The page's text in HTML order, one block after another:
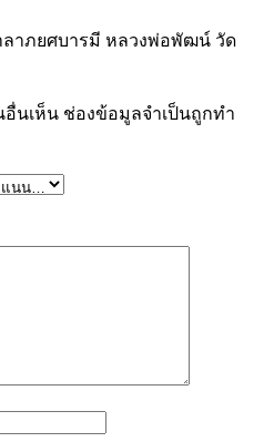
ลาภยศบารมี หลวงพ่อพัฒน์ วัด
อื่นเห็น ช่องข้อมูลจำเป็นถูกทำ